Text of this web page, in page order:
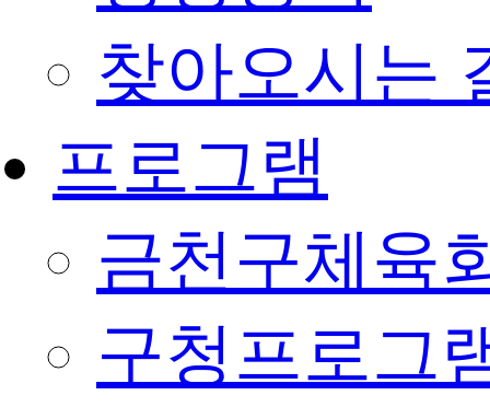
찾아오시는
프로그램
금천구체육
구청프로그